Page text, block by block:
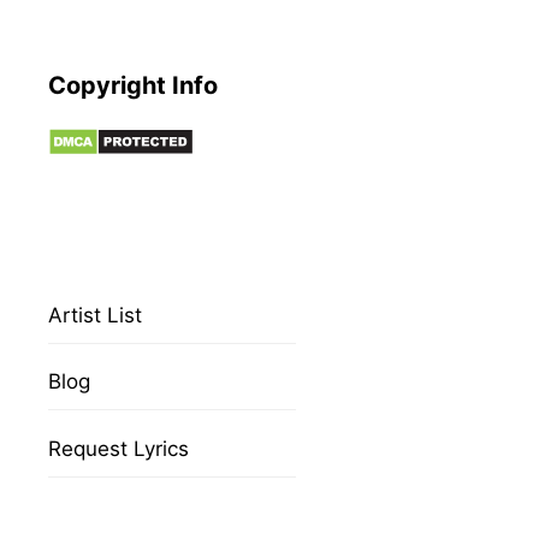
Copyright Info
Artist List
Blog
Request Lyrics